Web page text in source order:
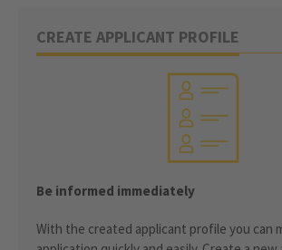
CREATE APPLICANT PROFILE
Be informed immediately
With the created applicant profile you can